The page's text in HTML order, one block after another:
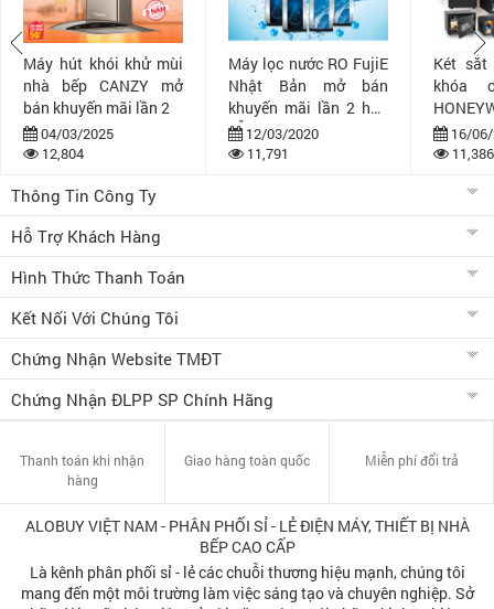
Máy hút khói khử mùi
nhà bếp CANZY mở
bán khuyến mãi lần 2
04/03/2025
12,804
Máy lọc nước RO FujiE
Nhật Bản mở bán
khuyến mãi lần 2 hấp
dẫn12/03/2020
11,791
Két sắt
khóa
bán16/
11,386
Thông Tin Công Ty
Hỗ Trợ Khách Hàng
Hình Thức Thanh Toán
Kết Nối Với Chúng Tôi
Chứng Nhận Website TMĐT
Chứng Nhận ĐLPP SP Chính Hãng
Thanh toán khi nhận
hàng
Giao hàng toàn quốc Miễn phí đổi trả
ALOBUY VIỆT NAM - PHÂN PHỐI SỈ - LẺ ĐIỆN MÁY, THIẾT BỊ NHÀ
BẾP CAO CẤP
Là kênh phân phối sỉ - lẻ các chuỗi thương hiệu mạnh, chúng tôi
mang đến một môi trường làm việc sáng tạo và chuyên nghiệp. Sở